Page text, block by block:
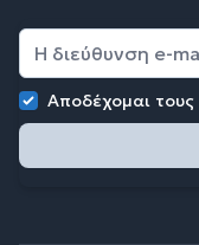
Αποδέχομαι τους